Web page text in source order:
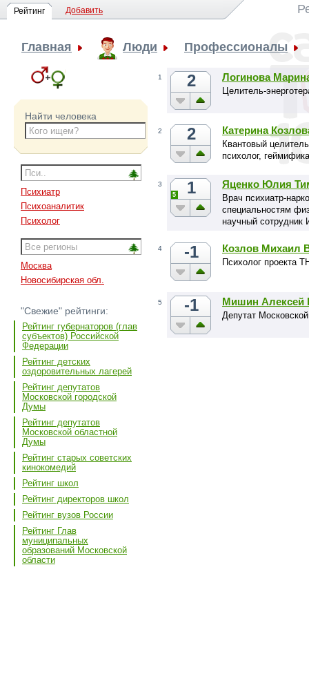
Рейтинг Добавить
Главная Люди Профессионалы
Найти человека
Психиатр
Психоаналитик
Психолог
Москва
Новосибирская обл.
"Свежие" рейтинги:
Рейтинг губернаторов (глав
субъектов) Российской
Федерации
Рейтинг детских
оздоровительных лагерей
Рейтинг депутатов
Московской городской
Думы
Рейтинг депутатов
Московской областной
Думы
Рейтинг старых советских
кинокомедий
Рейтинг школ
Рейтинг директоров школ
Рейтинг вузов России
Рейтинг Глав
муниципальных
образований Московской
области
1 2 Логинова
Целитель-
2 2 Катерина
Квантовый
психолог,
3 1
5
Яценко Юлия
Врач психиатр-
специальностям
научный сотрудник
4 -1 Козлов Михаил
Психолог проекта
5 -1 Мишин Алексей
Депутат